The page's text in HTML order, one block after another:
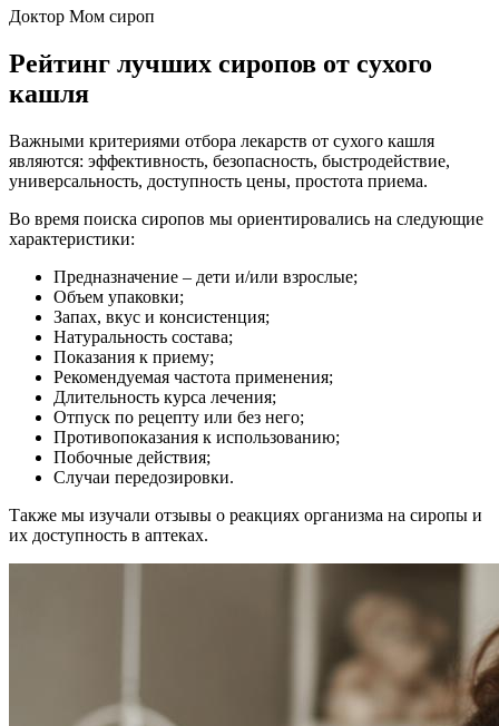
Доктор Мом сироп
Рейтинг лучших сиропов от сухого
кашля
Важными критериями отбора лекарств от сухого кашля
являются: эффективность, безопасность, быстродействие,
универсальность, доступность цены, простота приема.
Во время поиска сиропов мы ориентировались на следующие
характеристики:
Предназначение – дети и/или взрослые;
Объем упаковки;
Запах, вкус и консистенция;
Натуральность состава;
Показания к приему;
Рекомендуемая частота применения;
Длительность курса лечения;
Отпуск по рецепту или без него;
Противопоказания к использованию;
Побочные действия;
Случаи передозировки.
Также мы изучали отзывы о реакциях организма на сиропы и
их доступность в аптеках.